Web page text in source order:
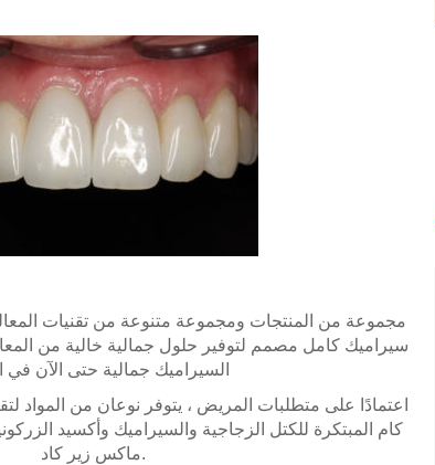
مجموعة من المنتجات ومجموعة متنوعة من تقنيات
سيراميك كامل مصمم لتوفير حلول جمالية خالية من
السيراميك جمالية حتى الآن
اعتمادًا على متطلبات المريض ، يتوفر نوعان من
كام المبتكرة للكتل الزجاجية والسيراميك وأكسيد
ماكس زير كاد.